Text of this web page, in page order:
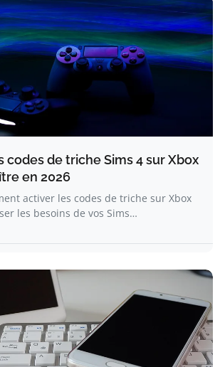
codes de triche Sims 4 sur Xbox
en 2026
activer les codes de triche sur Xbox
les besoins de vos Sims…